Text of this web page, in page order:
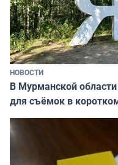
НОВОСТИ
В Мурманской
для съёмок в